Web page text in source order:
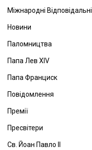
Міжнародні Відповідальні
Новини
Паломництва
Папа Лев ХІV
Папа Франциск
Повідомлення
Премії
Пресвітери
Св. Йоан Павло ІІ